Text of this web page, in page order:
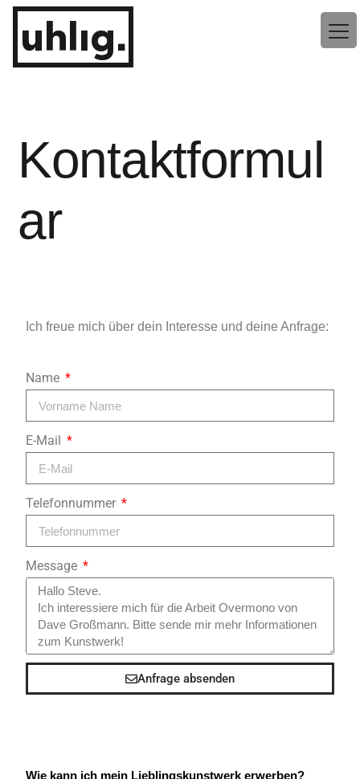
uhlig.
Kontaktformul
ar
Ich freue mich über dein Interesse und deine Anfrage:
Name
E-Mail
Telefonnummer
Message
Anfrage absenden
Wie kann ich mein Lieblingskunstwerk erwerben?